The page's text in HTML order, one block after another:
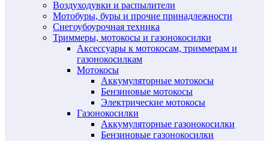
Воздуходувки и распылители
Мотобуры, буры и прочие принадлежности
Снегоубоурочная техника
Триммеры, мотокосы и газонокосилки
Аксессуары к мотокосам, триммерам и
газонокосилкам
Мотокосы
Аккумуляторные мотокосы
Бензиновые мотокосы
Электрические мотокосы
Газонокосилки
Аккумуляторные газонокосилки
Бензиновые газонокосилки